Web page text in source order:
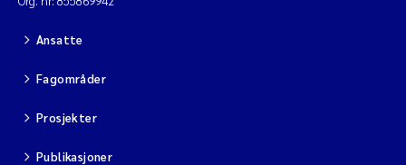
Ansatte
Fagområder
Prosjekter
Publikasjoner